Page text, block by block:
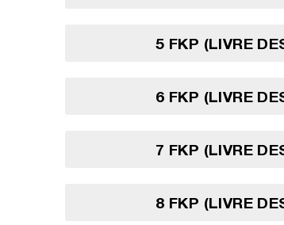
5 FKP (LIVRE
6 FKP (LIVRE
7 FKP (LIVRE
8 FKP (LIVRE